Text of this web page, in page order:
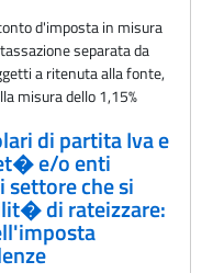
d'imposta in misura
separata da
a ritenuta alla fonte,
misura dello 1,15%
di partita Iva e
e/o enti
che si
di rateizzare: